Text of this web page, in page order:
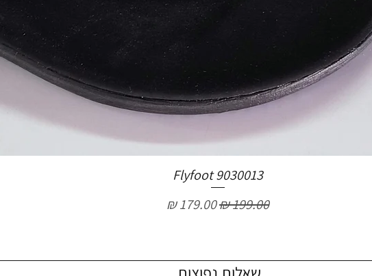
Flyfoot 9030013
מחיר רגיל מחיר מבצע